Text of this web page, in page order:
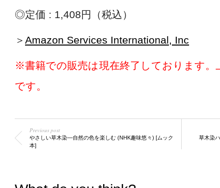
◎定価 : 1,408円（税込）
＞ Amazon Services International, Inc
※書籍での販売は現在終了しております。
です。
Previous post
やさしい草木染―自然の色を楽しむ (NHK趣味悠々) [ムック
本]
草木染